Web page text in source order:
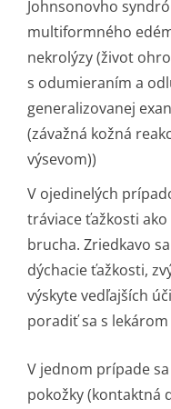
Johnsonovho
multiformného
nekrolýzy (život
s odumieraním a
generalizovanej
(závažná kožná
výsevom))
V ojedinelých
tráviace ťažkosti
brucha. Zriedkavo
dýchacie ťažkosti,
výskyte vedľajších
poradiť sa s
V jednom prípade
pokožky (kontaktná